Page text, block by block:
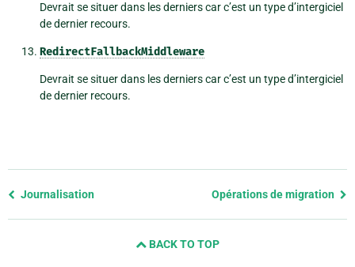
Devrait se situer dans les derniers car c’est un type d’intergiciel
de dernier recours.
RedirectFallbackMiddleware
Devrait se situer dans les derniers car c’est un type d’intergiciel
de dernier recours.
Previous
Journalisation Opérations de migration
BACK TO TOP